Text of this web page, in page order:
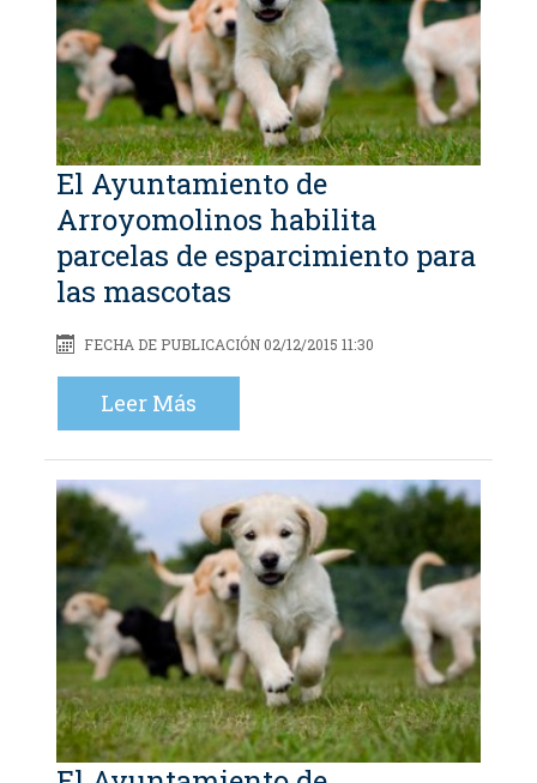
El Ayuntamiento de
Arroyomolinos habilita
parcelas de esparcimiento para
las mascotas
FECHA DE PUBLICACIÓN 02/12/2015 11:30
Leer Más